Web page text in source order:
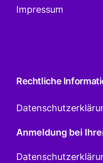
Impressum
Rechtliche
Anmeldung bei